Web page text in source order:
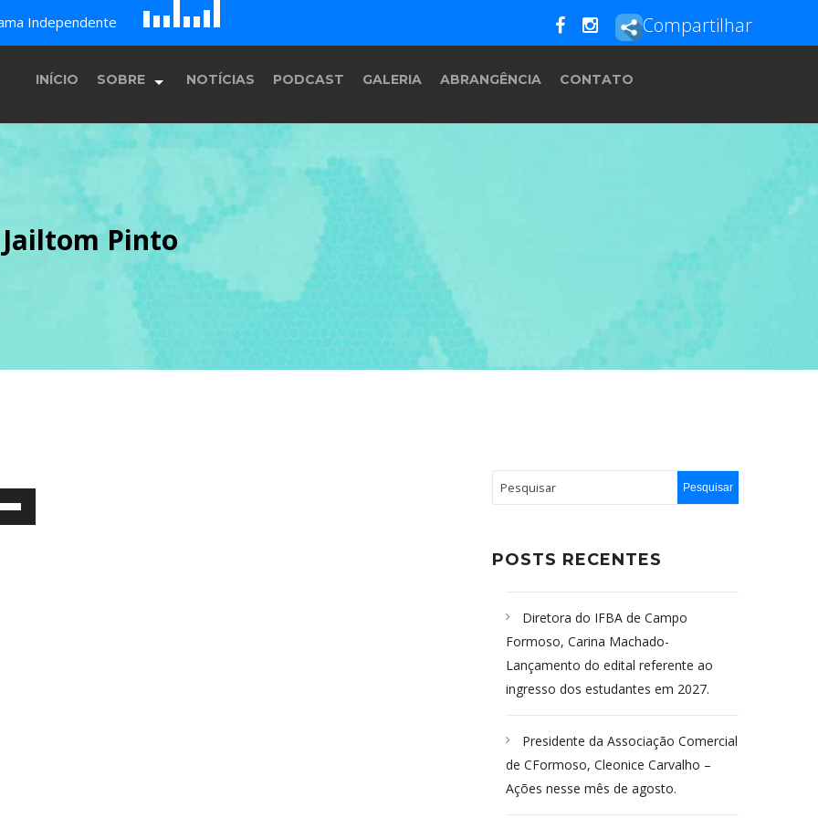
Independente B c
E F G Compartilhar
INÍCIO SOBRE
História
Equipe
Programação
NOTÍCIAS PODCAST GALERIA ABRANGÊNCIA CONTATO
Pinto
POSTS RECENTES
Diretora do IFBA de Campo
Formoso, Carina Machado-
Lançamento do edital referente ao
ingresso dos estudantes em 2027.
Presidente da Associação Comercial
de CFormoso, Cleonice Carvalho –
Ações nesse mês de agosto.